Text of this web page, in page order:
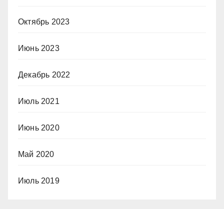
Октябрь 2023
Июнь 2023
Декабрь 2022
Июль 2021
Июнь 2020
Май 2020
Июль 2019